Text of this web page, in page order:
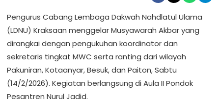
Pengurus Cabang Lembaga Dakwah Nahdlatul Ulama
(LDNU) Kraksaan menggelar Musyawarah Akbar yang
dirangkai dengan pengukuhan koordinator dan
sekretaris tingkat MWC serta ranting dari wilayah
Pakuniran, Kotaanyar, Besuk, dan Paiton, Sabtu
(14/2/2026). Kegiatan berlangsung di Aula II Pondok
Pesantren Nurul Jadid.